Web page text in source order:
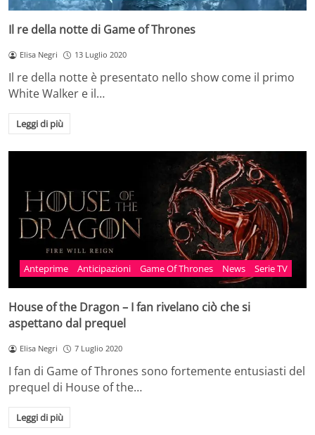
Il re della notte di Game of Thrones
Elisa Negri 13 Luglio 2020
Il re della notte è presentato nello show come il primo
White Walker e il…
Leggi di più
Anteprime Anticipazioni Game Of Thrones News Serie TV
House of the Dragon – I fan rivelano ciò che si
aspettano dal prequel
Elisa Negri 7 Luglio 2020
I fan di Game of Thrones sono fortemente entusiasti del
prequel di House of the…
Leggi di più